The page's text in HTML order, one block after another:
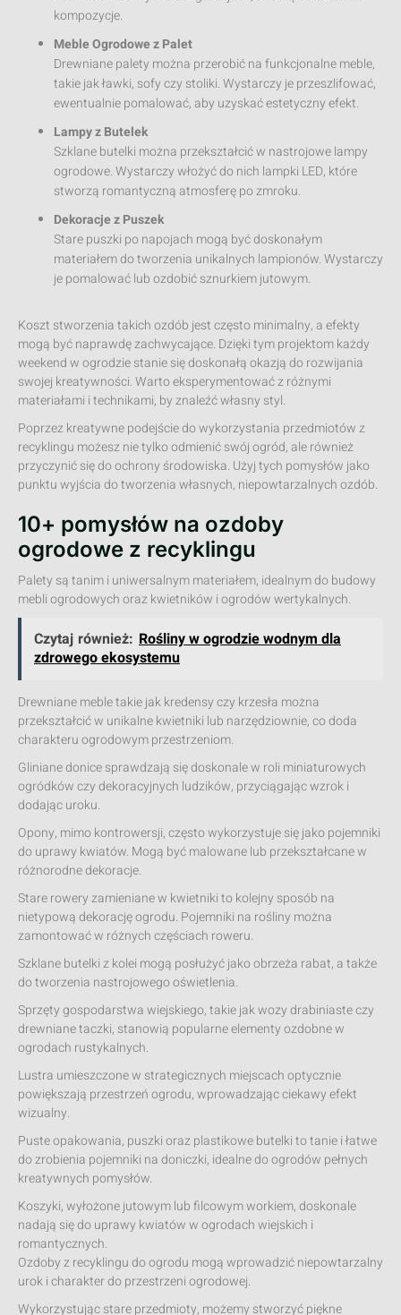
kompozycje.
Meble Ogrodowe z Palet
Drewniane palety można przerobić na funkcjonalne meble,
takie jak ławki, sofy czy stoliki. Wystarczy je przeszlifować,
ewentualnie pomalować, aby uzyskać estetyczny efekt.
Lampy z Butelek
Szklane butelki można przekształcić w nastrojowe lampy
ogrodowe. Wystarczy włożyć do nich lampki LED, które
stworzą romantyczną atmosferę po zmroku.
Dekoracje z Puszek
Stare puszki po napojach mogą być doskonałym
materiałem do tworzenia unikalnych lampionów. Wystarczy
je pomalować lub ozdobić sznurkiem jutowym.
Koszt stworzenia takich ozdób jest często minimalny, a efekty
mogą być naprawdę zachwycające. Dzięki tym projektom każdy
weekend w ogrodzie stanie się doskonałą okazją do rozwijania
swojej kreatywności. Warto eksperymentować z różnymi
materiałami i technikami, by znaleźć własny styl.
Poprzez kreatywne podejście do wykorzystania przedmiotów z
recyklingu możesz nie tylko odmienić swój ogród, ale również
przyczynić się do ochrony środowiska. Użyj tych pomysłów jako
punktu wyjścia do tworzenia własnych, niepowtarzalnych ozdób.
10+ pomysłów na ozdoby
ogrodowe z recyklingu
Palety są tanim i uniwersalnym materiałem, idealnym do budowy
mebli ogrodowych oraz kwietników i ogrodów wertykalnych.
Czytaj również: Rośliny w ogrodzie wodnym dla
zdrowego ekosystemu
Drewniane meble takie jak kredensy czy krzesła można
przekształcić w unikalne kwietniki lub narzędziownie, co doda
charakteru ogrodowym przestrzeniom.
Gliniane donice sprawdzają się doskonale w roli miniaturowych
ogródków czy dekoracyjnych ludzików, przyciągając wzrok i
dodając uroku.
Opony, mimo kontrowersji, często wykorzystuje się jako pojemniki
do uprawy kwiatów. Mogą być malowane lub przekształcane w
różnorodne dekoracje.
Stare rowery zamieniane w kwietniki to kolejny sposób na
nietypową dekorację ogrodu. Pojemniki na rośliny można
zamontować w różnych częściach roweru.
Szklane butelki z kolei mogą posłużyć jako obrzeża rabat, a także
do tworzenia nastrojowego oświetlenia.
Sprzęty gospodarstwa wiejskiego, takie jak wozy drabiniaste czy
drewniane taczki, stanowią popularne elementy ozdobne w
ogrodach rustykalnych.
Lustra umieszczone w strategicznych miejscach optycznie
powiększają przestrzeń ogrodu, wprowadzając ciekawy efekt
wizualny.
Puste opakowania, puszki oraz plastikowe butelki to tanie i łatwe
do zrobienia pojemniki na doniczki, idealne do ogrodów pełnych
kreatywnych pomysłów.
Koszyki, wyłożone jutowym lub filcowym workiem, doskonale
nadają się do uprawy kwiatów w ogrodach wiejskich i
romantycznych.
Ozdoby z recyklingu do ogrodu mogą wprowadzić niepowtarzalny
urok i charakter do przestrzeni ogrodowej.
Wykorzystując stare przedmioty, możemy stworzyć piękne